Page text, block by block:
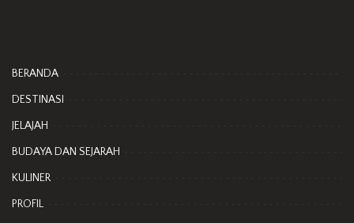
BERANDA
DESTINASI
JELAJAH
BUDAYA DAN SEJARAH
KULINER
PROFIL